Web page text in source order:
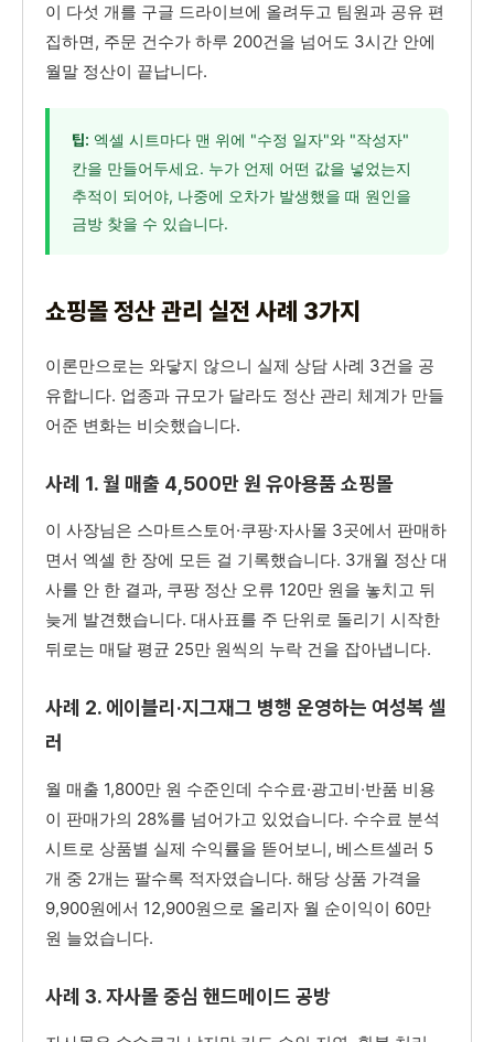
이 다섯 개를 구글 드라이브에 올려두고 팀원과 공유 편
집하면, 주문 건수가 하루 200건을 넘어도 3시간 안에
월말 정산이 끝납니다.
팁: 엑셀 시트마다 맨 위에 "수정 일자"와 "작성자"
칸을 만들어두세요. 누가 언제 어떤 값을 넣었는지
추적이 되어야, 나중에 오차가 발생했을 때 원인을
금방 찾을 수 있습니다.
쇼핑몰 정산 관리 실전 사례 3가지
이론만으로는 와닿지 않으니 실제 상담 사례 3건을 공
유합니다. 업종과 규모가 달라도 정산 관리 체계가 만들
어준 변화는 비슷했습니다.
사례 1. 월 매출 4,500만 원 유아용품 쇼핑몰
이 사장님은 스마트스토어·쿠팡·자사몰 3곳에서 판매하
면서 엑셀 한 장에 모든 걸 기록했습니다. 3개월 정산 대
사를 안 한 결과, 쿠팡 정산 오류 120만 원을 놓치고 뒤
늦게 발견했습니다. 대사표를 주 단위로 돌리기 시작한
뒤로는 매달 평균 25만 원씩의 누락 건을 잡아냅니다.
사례 2. 에이블리·지그재그 병행 운영하는 여성복 셀
러
월 매출 1,800만 원 수준인데 수수료·광고비·반품 비용
이 판매가의 28%를 넘어가고 있었습니다. 수수료 분석
시트로 상품별 실제 수익률을 뜯어보니, 베스트셀러 5
개 중 2개는 팔수록 적자였습니다. 해당 상품 가격을
9,900원에서 12,900원으로 올리자 월 순이익이 60만
원 늘었습니다.
사례 3. 자사몰 중심 핸드메이드 공방